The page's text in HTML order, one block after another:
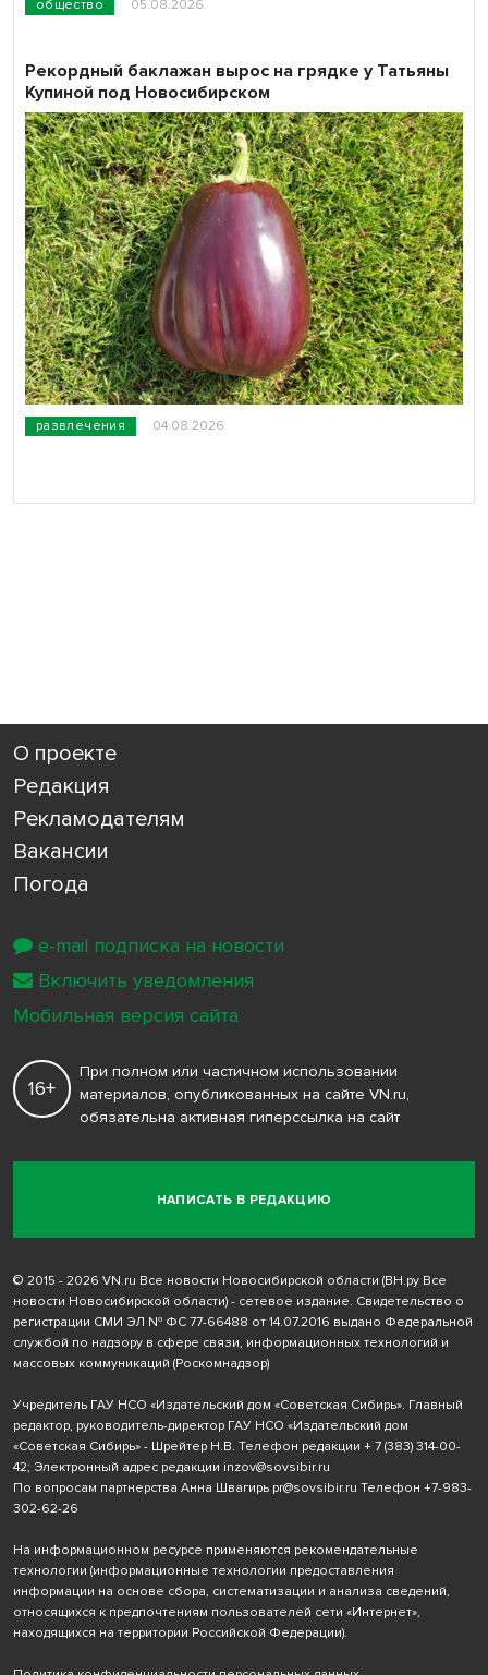
общество 05.08.2026
развлечения 04.08.2026
Рекордный баклажан вырос на грядке у Татьяны
Купиной под Новосибирском
О проекте
Редакция
Рекламодателям
Вакансии
Погода
НАПИСАТЬ В РЕДАКЦИЮ
16+
При полном или частичном использовании
материалов, опубликованных на сайте VN.ru,
обязательна активная гиперссылка на сайт
© 2015 - 2026 VN.ru Все новости Новосибирской области (ВН.ру Все
новости Новосибирской области) - сетевое издание. Свидетельство о
регистрации СМИ ЭЛ № ФС 77-66488 от 14.07.2016 выдано Федеральной
службой по надзору в сфере связи, информационных технологий и
массовых коммуникаций (Роскомнадзор)
Учредитель ГАУ НСО «Издательский дом «Советская Сибирь». Главный
редактор, руководитель-директор ГАУ НСО «Издательский дом
«Советская Сибирь» - Шрейтер Н.В. Телефон редакции + 7 (383) 314-00-
42; Электронный адрес редакции inzov@sovsibir.ru
По вопросам партнерства Анна Швагирь pr@sovsibir.ru Телефон +7-983-
302-62-26
На информационном ресурсе применяются рекомендательные
технологии (информационные технологии предоставления
информации на основе сбора, систематизации и анализа сведений,
относящихся к предпочтениям пользователей сети «Интернет»,
находящихся на территории Российской Федерации).
e-mail подписка на новости
Включить уведомления
Мобильная версия сайта